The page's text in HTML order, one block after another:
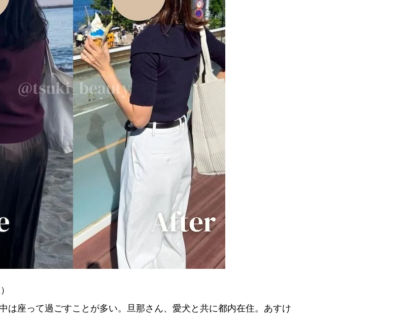
は座って過ごすことが多い。旦那さん、愛犬と共に都内在住。あすけ